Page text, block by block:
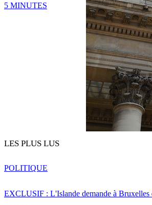
5 MINUTES
LES PLUS LUS
EXCLUSIF : L'Islande demande à Bruxelles
POLITIQUE